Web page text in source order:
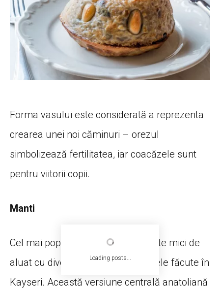
Loading posts...
Forma vasului este considerată a reprezenta
crearea unei noi căminuri – orezul
simbolizează fertilitatea, iar coacăzele sunt
pentru viitorii copii.
Manti
Cel mai popular tip de manti, pătrate mici de
aluat cu diverse umpluturi, sunt cele făcute în
Kayseri. Această versiune centrală anatoliană